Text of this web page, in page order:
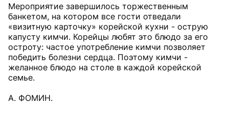
Мероприятие завершилось торжественным
банкетом, на котором все гости отведали
«визитную карточку» корейской кухни - острую
капусту кимчи. Корейцы любят это блюдо за его
остроту: частое употребление кимчи позволяет
победить болезни сердца. Поэтому кимчи -
желанное блюдо на столе в каждой корейской
семье.
А. ФОМИН.